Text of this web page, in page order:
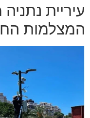
עיריית
המצלמות